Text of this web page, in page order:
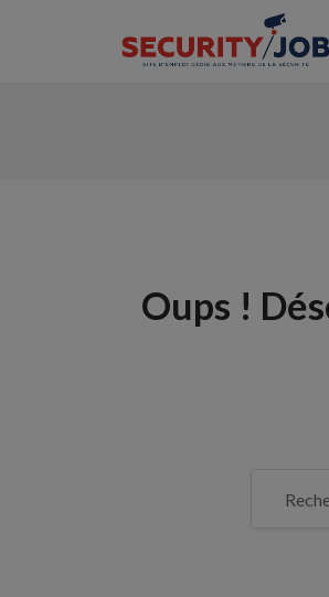
Oups !